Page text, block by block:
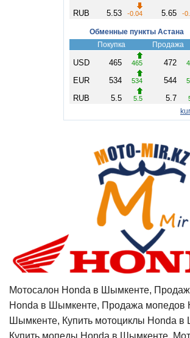
Мотосалон Honda в Шымкенте,
Honda в Шымкенте, Продажа мопедов
Шымкенте, Купить мотоциклы Honda в
Купить мопеды Honda в Шымкенте,